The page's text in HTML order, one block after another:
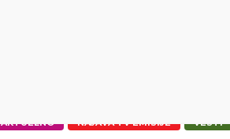
AKTUELNO NAJAVA TV EMISIJE VESTI